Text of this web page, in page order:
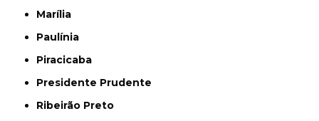
Marília
Paulínia
Piracicaba
Presidente Prudente
Ribeirão Preto